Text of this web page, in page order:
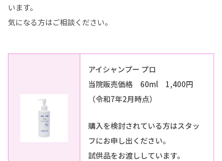
います。
気になる方はご相談ください。
アイシャンプー プロ
当院販売価格 60ml 1,400円
（令和7年2月時点）
購入を検討されている方はスタッ
フにお申し出ください。
試供品をお渡ししています。